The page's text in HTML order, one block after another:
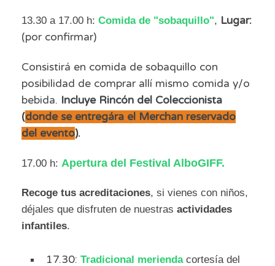
13.30 a 17.00 h: Comida de "sobaquillo", Lugar:
(por confirmar)
Consistirá en comida de sobaquillo con
posibilidad de comprar allí mismo comida y/o
bebida. Incluye Rincón del Coleccionista
(donde se entregára el Merchan reservado
del evento).
17.00 h: Apertura del Festival AlboGIFF.
Recoge tus acreditaciones, si vienes con niños,
déjales que disfruten de nuestras actividades
infantiles.
17.30: Tradicional meriendacortesía del